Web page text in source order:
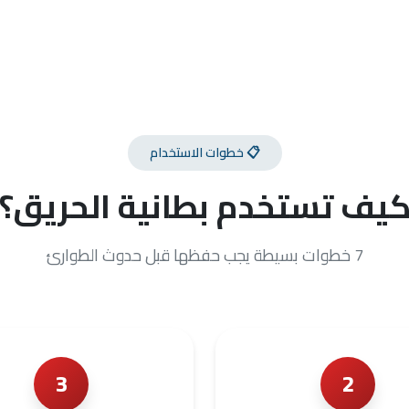
📋 خطوات الاستخدام
تستخدم بطانية
7 خطوات بسيطة يجب حفظها قبل حدوث الطوارئ
2
3